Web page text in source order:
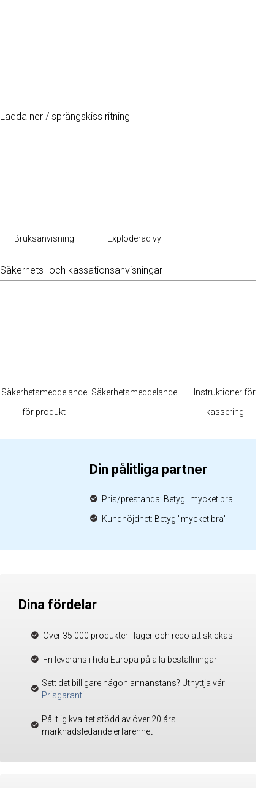
Ladda ner / sprängskiss ritning
Bruksanvisning Exploderad vy
Säkerhets- och kassationsanvisningar
Säkerhetsmeddelande
för produkt
Säkerhetsmeddelande
Instruktioner för
kassering
Din pålitliga partner
Pris/prestanda: Betyg "mycket bra"
Kundnöjdhet: Betyg "mycket bra"
Dina fördelar
Över 35 000 produkter i lager och redo att skickas
Fri leverans i hela Europa på alla beställningar
Sett det billigare någon annanstans? Utnyttja vår
Prisgaranti!
Pålitlig kvalitet stödd av över 20 års
marknadsledande erfarenhet